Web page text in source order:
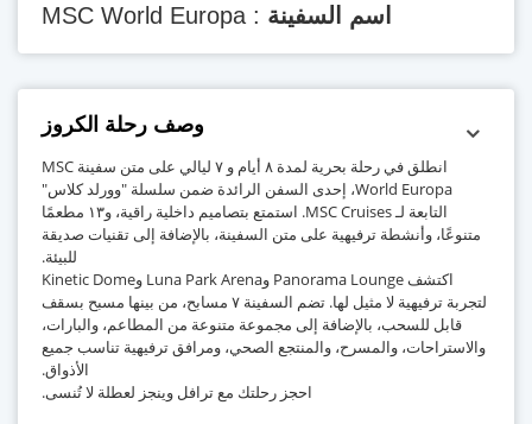
اسم السفينة: MSC World Europa
وصف رحلة الكروز
انطلق في رحلة بحرية لمدة ٨ أيام و ٧ ليالي على متن سفينة MSC
World Europa، إحدى السفن الرائدة ضمن سلسلة "وورلد كلاس"
التابعة لـ MSC Cruises. استمتع بتصاميم داخلية راقية، و١٣ مطعمًا
متنوعًا، وأنشطة ترفيهية على متن السفينة، بالإضافة إلى تقنيات صديقة
للبيئة.
اكتشف Panorama Lounge وLuna Park Arena وKinetic Dome
لتجربة ترفيهية لا مثيل لها. تضم السفينة ٧ مسابح، من بينها مسبح بسقف
قابل للسحب، بالإضافة إلى مجموعة متنوعة من المطاعم، والبارات،
والاستراحات، والمسرح، والمنتجع الصحي، ومرافق ترفيهية تناسب جميع
الأذواق.
احجز رحلتك مع ترافل وينجز لعطلة لا تُنسى.